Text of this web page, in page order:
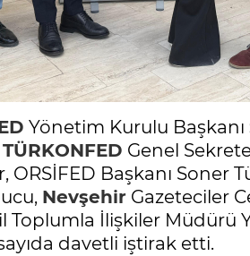
Yönetim Kurulu Başkanı
TÜRKONFED Genel
ORSİFED Başkanı Soner
Nevşehir Gazeteciler
Toplumla İlişkiler Müdürü
davetli iştirak etti.